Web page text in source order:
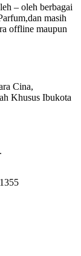
– oleh berbagai
masih
offline maupun
Cina,
Khusus Ibukota